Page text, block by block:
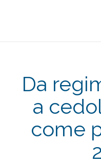
Da
a
come